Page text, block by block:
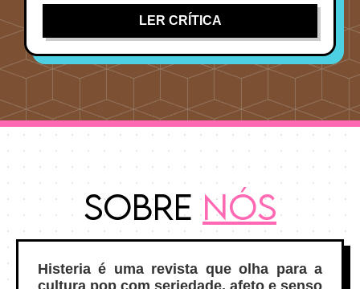
LER CRÍTICA
SobreNós
Histeria é uma revista que olha para a